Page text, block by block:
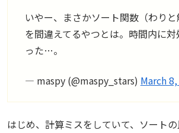
いやー、まさかソート関数（わりと
を間違えてるやつとは。時間内に
った…。
— maspy (@maspy_stars) March
はじめ、計算ミスをしていて、ソート